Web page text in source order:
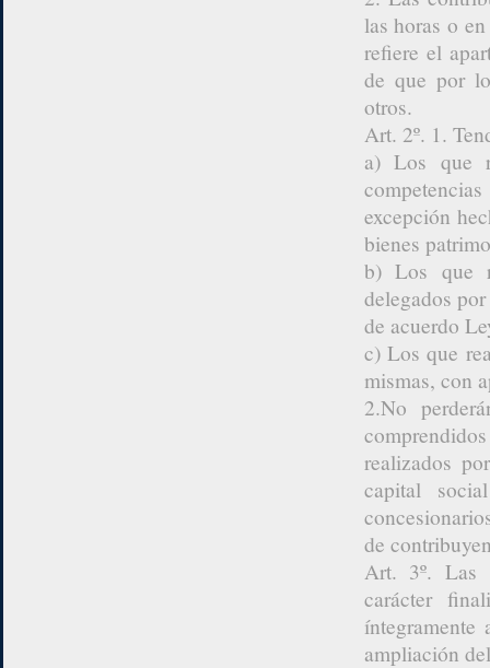
las horas o
refiere el
de que por
otros.
Art. 2º. 1.
a) Los que
excepción
bienes
b) Los que
delegados
de acuerdo
c) Los que
mismas, con
2.No
realizados
capital
de
Art. 3º. Las
carácter
ampliación